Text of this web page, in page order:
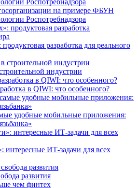
на примере ФБУН
Роспотребнадзора
разработка для реального
индустрии
в QIWI: что особенного?
удобные мобильные приложения:
интересные ИТ-задачи для всех
развития